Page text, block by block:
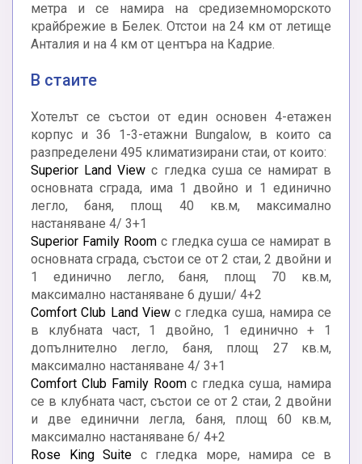
метра и се намира на средиземноморското
крайбрежие в Белек. Отстои на 24 км от летище
Анталия и на 4 км от центъра на Кадрие.
В стаите
Хотелът се състои от един основен 4-етажен
корпус и 36 1-3-етажни Bungalow, в които са
разпределени 495 климатизирани стаи, от които:
Superior Land View с гледка суша се намират в
основната сграда, има 1 двойно и 1 единично
легло, баня, площ 40 кв.м, максимално
настаняване 4/ 3+1
Superior Family Roomс гледка суша се намират в
основната сграда, състои се от 2 стаи, 2 двойни и
1 единично легло, баня, площ 70 кв.м,
максимално настаняване 6 души/ 4+2
Comfort Club Land Viewс гледка суша, намира се
в клубната част, 1 двойно, 1 единично + 1
допълнително легло, баня, площ 27 кв.м,
максимално настаняване 4/ 3+1
Comfort Club Family Roomс гледка суша, намира
се в клубната част, състои се от 2 стаи, 2 двойни
и две единични легла, баня, площ 60 кв.м,
максимално настаняване 6/ 4+2
Rose King Suite с гледка море, намира се в